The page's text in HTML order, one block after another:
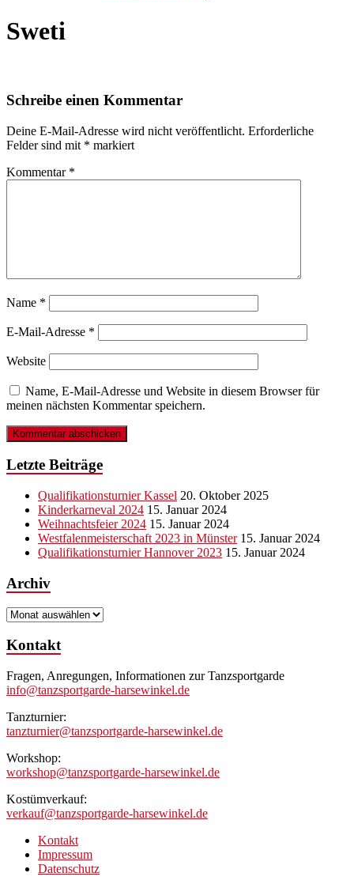
Sweti
Schreibe einen Kommentar
Deine E-Mail-Adresse wird nicht veröffentlicht. Erforderliche
Felder sind mit * markiert
Kommentar *
Name *
E-Mail-Adresse *
Website
Name, E-Mail-Adresse und Website in diesem Browser für
meinen nächsten Kommentar speichern.
Letzte Beiträge
Qualifikationsturnier Kassel 20. Oktober 2025
Kinderkarneval 2024 15. Januar 2024
Weihnachtsfeier 2024 15. Januar 2024
Westfalenmeisterschaft 2023 in Münster 15. Januar 2024
Qualifikationsturnier Hannover 2023 15. Januar 2024
Archiv
Archiv
Kontakt
Fragen, Anregungen, Informationen zur Tanzsportgarde
info@tanzsportgarde-harsewinkel.de
Tanzturnier:
tanzturnier@tanzsportgarde-harsewinkel.de
Workshop:
workshop@tanzsportgarde-harsewinkel.de
Kostümverkauf:
verkauf@tanzsportgarde-harsewinkel.de
Kontakt
Impressum
Datenschutz